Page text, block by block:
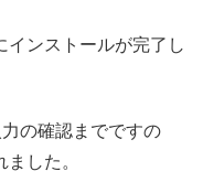
インストールが完了し
の確認までですの
した。